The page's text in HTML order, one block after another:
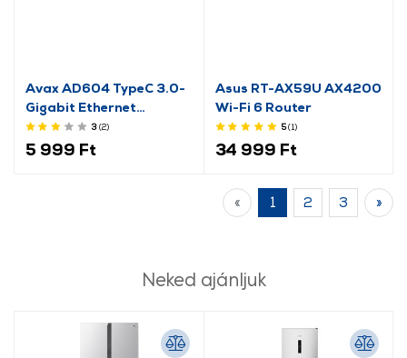
Avax AD604 TypeC 3.0-
Gigabit Ethernet
adapter
3(2)
5 999 Ft
Asus RT-AX59U AX4200
Wi-Fi 6 Router
5(1)
34 999 Ft
« 1 2 3 »
Neked ajánljuk